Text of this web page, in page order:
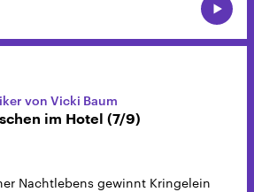
von Vicki Baum
im Hotel (7/9)
Nachtlebens gewinnt Kringelein